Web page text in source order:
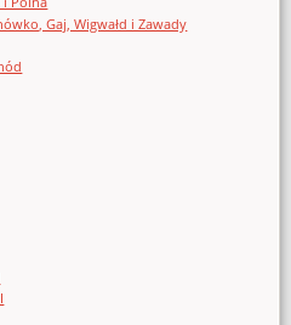
Gaj, Wigwałd i Zawady